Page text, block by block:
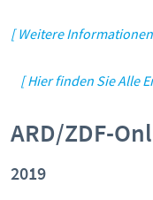
[ Weitere
[ Hier finden Sie Alle
ARD/ZDF-
2019